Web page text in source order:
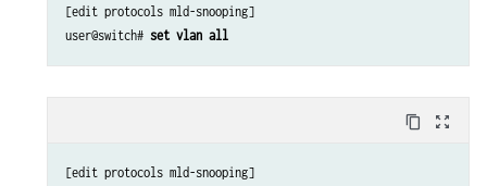
[edit protocols mld-snooping]
user@switch# set vlan all
content_copy zoom_out_map
[edit protocols mld-snooping]